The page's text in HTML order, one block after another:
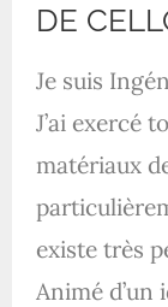
DE
Je suis
J’ai exercé
matériaux
existe très
Animé d’un